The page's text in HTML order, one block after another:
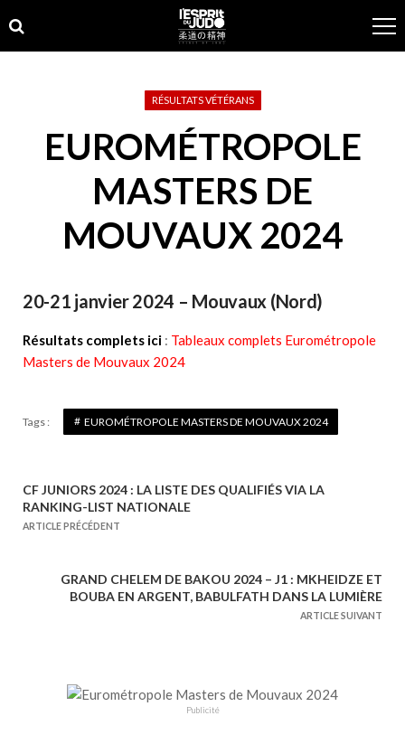
to
navigation
to
content
RÉSULTATS VÉTÉRANS
EUROMÉTROPOLE
MASTERS DE
MOUVAUX 2024
20-21 janvier 2024 – Mouvaux (Nord)
Résultats complets ici : Tableaux complets Eurométropole
Masters de Mouvaux 2024
Tags : EUROMÉTROPOLE MASTERS DE MOUVAUX 2024
N
a
CF JUNIORS 2024 : LA LISTE DES QUALIFIÉS VIA LA
RANKING-LIST NATIONALE
ARTICLE PRÉCÉDENT
GRAND CHELEM DE BAKOU 2024 – J1 : MKHEIDZE ET
BOUBA EN ARGENT, BABULFATH DANS LA LUMIÈRE
ARTICLE SUIVANT
Publicité